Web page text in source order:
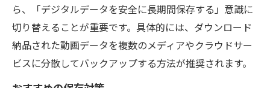
理由
ブルーレイ生産終了を受けた保存戦略のヒ
ント
物理メディアからデジタルへ最適な移行の選び
方
ら、「デジタルデータを安全に長期間保存する」意識に
切り替えることが重要です。具体的には、ダウンロード
納品された動画データを複数のメディアやクラウドサー
ビスに分散してバックアップする方法が推奨されます。